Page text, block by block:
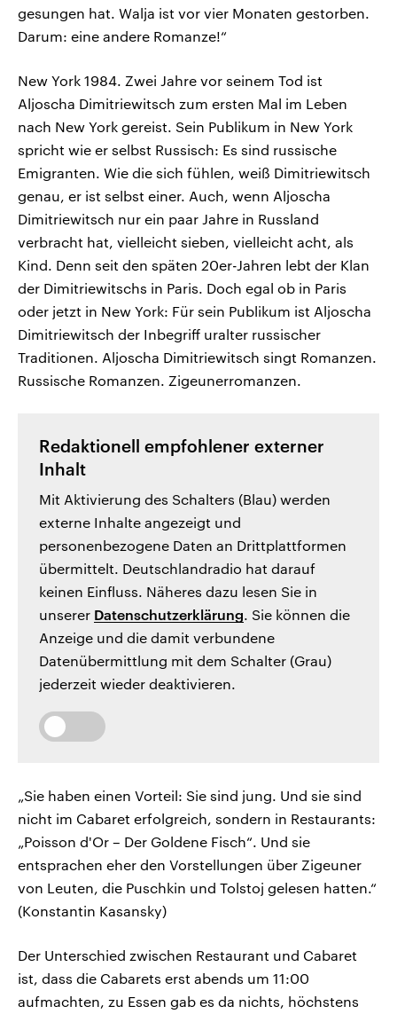
gesungen hat. Walja ist vor vier Monaten gestorben.
Darum: eine andere Romanze!“
New York 1984. Zwei Jahre vor seinem Tod ist
Aljoscha Dimitriewitsch zum ersten Mal im Leben
nach New York gereist. Sein Publikum in New York
spricht wie er selbst Russisch: Es sind russische
Emigranten. Wie die sich fühlen, weiß Dimitriewitsch
genau, er ist selbst einer. Auch, wenn Aljoscha
Dimitriewitsch nur ein paar Jahre in Russland
verbracht hat, vielleicht sieben, vielleicht acht, als
Kind. Denn seit den späten 20er-Jahren lebt der Klan
der Dimitriewitschs in Paris. Doch egal ob in Paris
oder jetzt in New York: Für sein Publikum ist Aljoscha
Dimitriewitsch der Inbegriff uralter russischer
Traditionen. Aljoscha Dimitriewitsch singt Romanzen.
Russische Romanzen. Zigeunerromanzen.
Redaktionell empfohlener externer
Inhalt
Mit Aktivierung des Schalters (Blau) werden
externe Inhalte angezeigt und
personenbezogene Daten an Drittplattformen
übermittelt. Deutschlandradio hat darauf
keinen Einfluss. Näheres dazu lesen Sie in
unserer Datenschutzerklärung. Sie können die
Anzeige und die damit verbundene
Datenübermittlung mit dem Schalter (Grau)
jederzeit wieder deaktivieren.
„Sie haben einen Vorteil: Sie sind jung. Und sie sind
nicht im Cabaret erfolgreich, sondern in Restaurants:
„Poisson d'Or – Der Goldene Fisch“. Und sie
entsprachen eher den Vorstellungen über Zigeuner
von Leuten, die Puschkin und Tolstoj gelesen hatten.“
(Konstantin Kasansky)
Der Unterschied zwischen Restaurant und Cabaret
ist, dass die Cabarets erst abends um 11:00
aufmachten, zu Essen gab es da nichts, höchstens